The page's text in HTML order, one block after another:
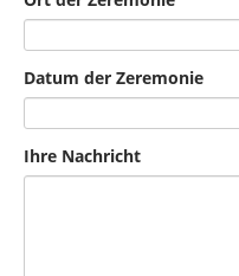
Datum der Zeremonie
Ihre Nachricht